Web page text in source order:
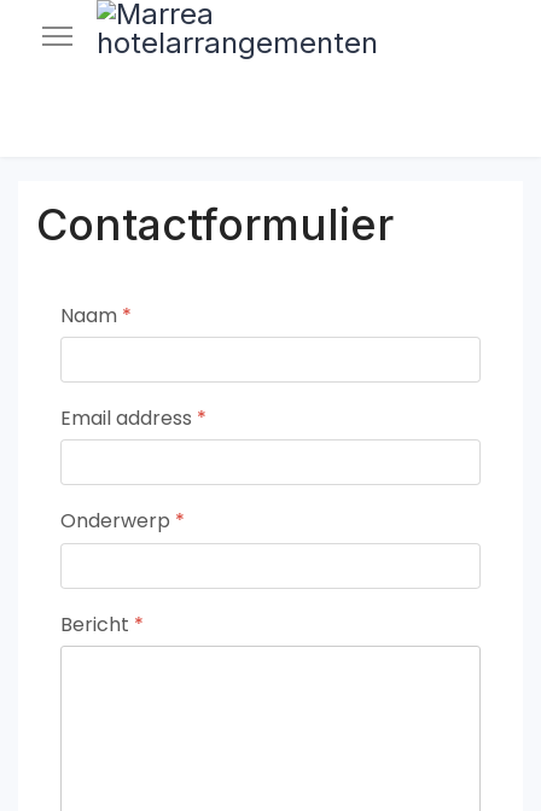
Contactformulier
Naam *
Email address *
Onderwerp *
Bericht *